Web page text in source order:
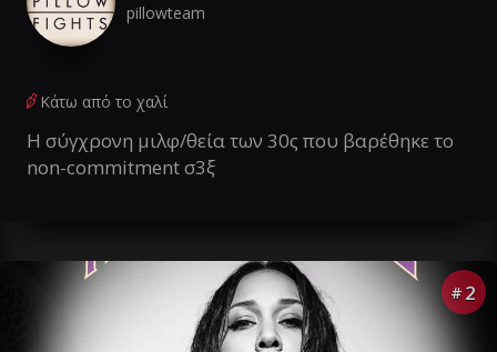
pillowteam
Κάτω από το χαλί
Η σύγχρονη μιλφ/θεία των 30ς που βαρέθηκε το
non-commitment σ3ξ
# 2